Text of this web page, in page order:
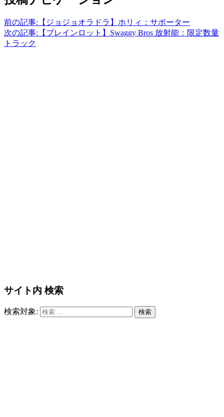
前の記事: 【ジョジョオラドラ】ホリィ：サポーター
次の記事: 【ブレインロット】Swaggy Bros 放射能：限定数量
トラック
サイト内 検索
検索対象: 検索